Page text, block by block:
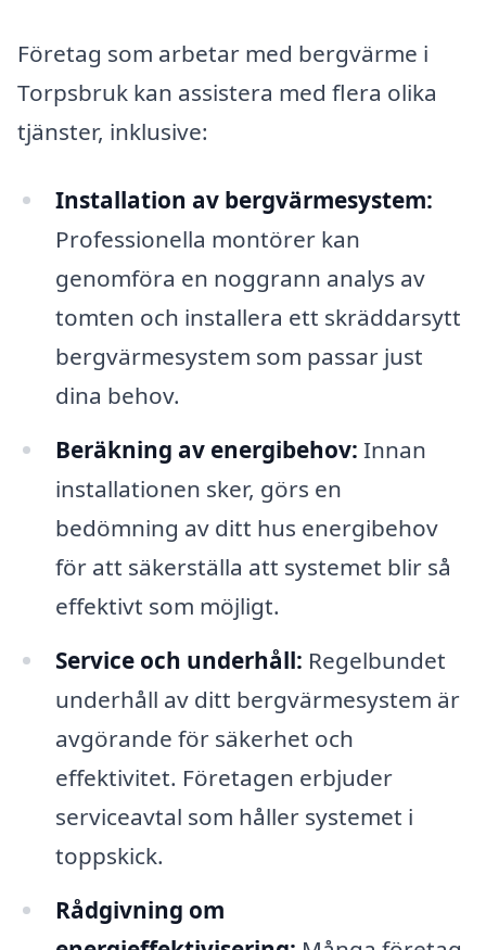
Företag som arbetar med bergvärme i
Torpsbruk kan assistera med flera olika
tjänster, inklusive:
Installation av bergvärmesystem:
Professionella montörer kan
genomföra en noggrann analys av
tomten och installera ett skräddarsytt
bergvärmesystem som passar just
dina behov.
Beräkning av energibehov: Innan
installationen sker, görs en
bedömning av ditt hus energibehov
för att säkerställa att systemet blir så
effektivt som möjligt.
Service och underhåll: Regelbundet
underhåll av ditt bergvärmesystem är
avgörande för säkerhet och
effektivitet. Företagen erbjuder
serviceavtal som håller systemet i
toppskick.
Rådgivning om